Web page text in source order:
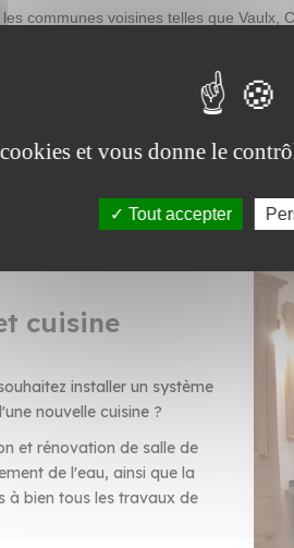
communes voisines telles que
dans toute la région.
et obtenir un devis
nos services de
cuisine
installer un système
nouvelle cuisine ?
et rénovation de salle de
de l'eau, ainsi que la
à bien tous les travaux de
et vous donne le
Tout accepter